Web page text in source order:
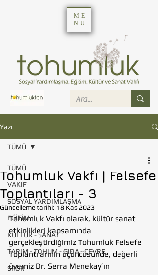
ME
NU
Yazı
TÜMÜ
VAKIF
SOSYAL YARDIMLAŞMA
EĞİTİM
KÜLTÜR - SANAT
TARIM - TOHUM - GIDA - ÇEVRE
SPOR
TÜMÜ
Tohumluk Vakfı | Felsefe
Toplantıları - 3
Güncelleme tarihi: 18 Kas 2023
Tohumluk Vakfı olarak, kültür sanat
etkinlikleri kapsamında
gerçekleştirdiğimiz Tohumluk Felsefe
Toplantılarının üçüncüsünde, değerli
üyemiz Dr. Serra Menekay’ın